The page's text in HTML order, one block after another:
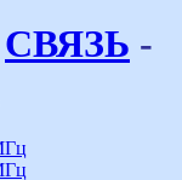
СВЯЗЬ -